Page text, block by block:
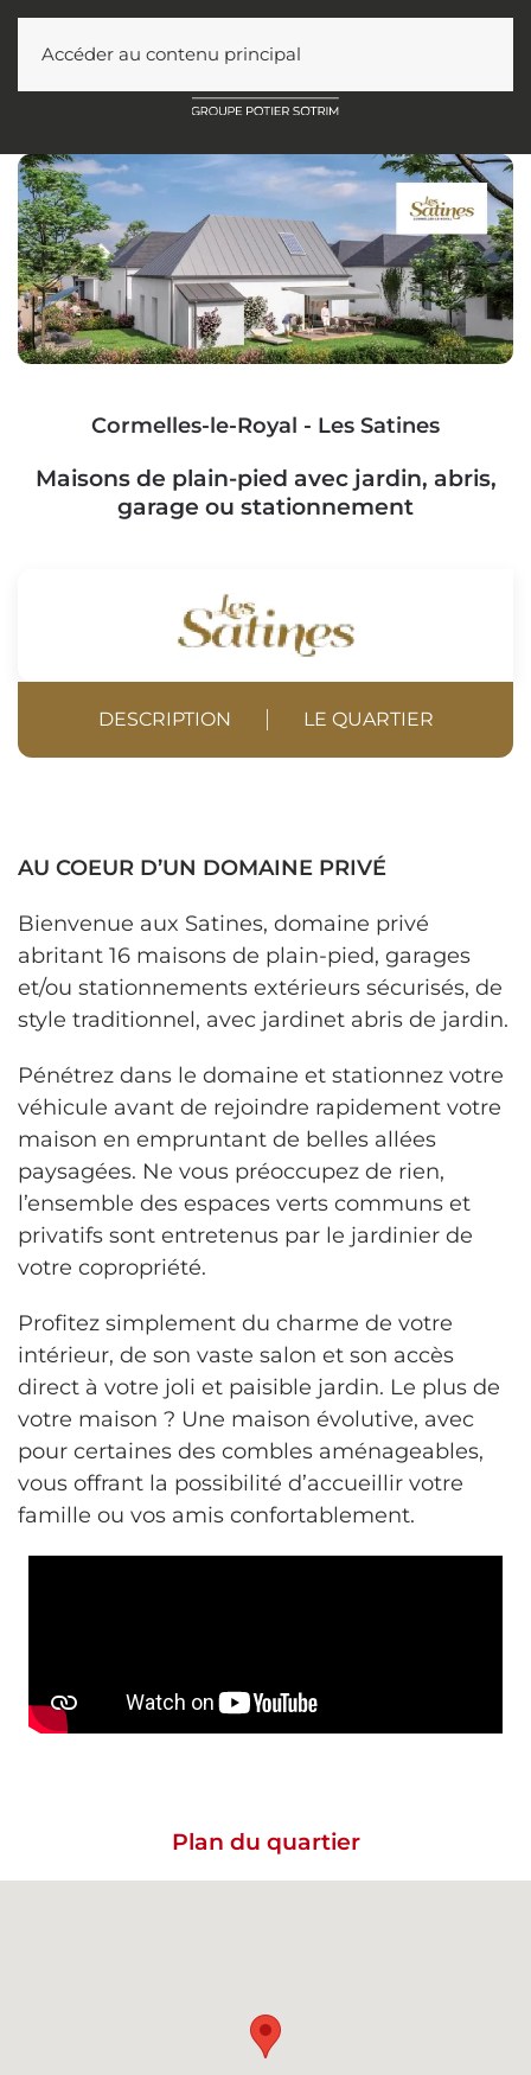
Accéder au contenu principal
Cormelles-le-Royal - Les Satines
Maisons de plain-pied avec jardin, abris,
garage ou stationnement
DESCRIPTION LE QUARTIER
AU COEUR D’UN DOMAINE PRIVÉ
Bienvenue aux Satines, domaine privé
abritant 16 maisons de plain-pied, garages
et/ou stationnements extérieurs sécurisés, de
style traditionnel, avec jardinet abris de jardin.
Pénétrez dans le domaine et stationnez votre
véhicule avant de rejoindre rapidement votre
maison en empruntant de belles allées
paysagées. Ne vous préoccupez de rien,
l’ensemble des espaces verts communs et
privatifs sont entretenus par le jardinier de
votre copropriété.
Profitez simplement du charme de votre
intérieur, de son vaste salon et son accès
direct à votre joli et paisible jardin. Le plus de
votre maison ? Une maison évolutive, avec
pour certaines des combles aménageables,
vous offrant la possibilité d’accueillir votre
famille ou vos amis confortablement.
Plan du quartier